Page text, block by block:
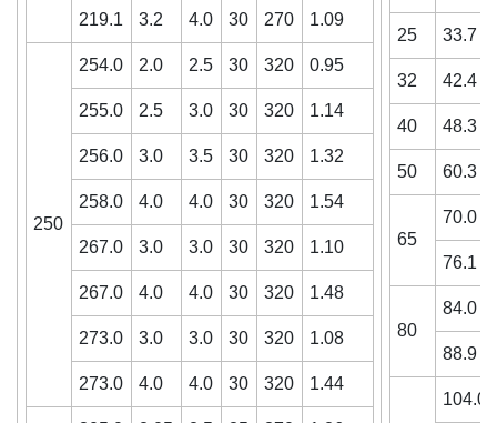
219.1 3.2 4.0 30 270 1.09
250
254.0 2.0 2.5 30 320 0.95
255.0 2.5 3.0 30 320 1.14
256.0 3.0 3.5 30 320 1.32
258.0 4.0 4.0 30 320 1.54
267.0 3.0 3.0 30 320 1.10
267.0 4.0 4.0 30 320 1.48
273.0 3.0 3.0 30 320 1.08
273.0 4.0 4.0 30 320 1.44
25 33.7
32 42.4
40 48.3
50 60.3
65
70.0
76.1
80
84.0
88.9
104.0